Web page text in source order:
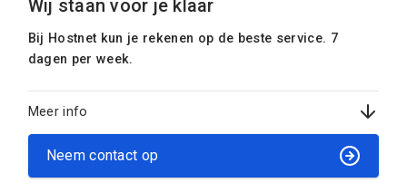
Wij staan voor je klaar
Bij Hostnet kun je rekenen op de beste service. 7
dagen per week.
Meer info
Neem contact op